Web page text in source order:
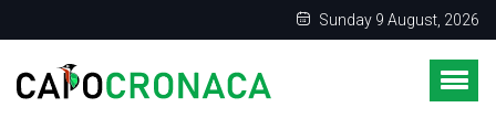
Sunday 9 August, 2026